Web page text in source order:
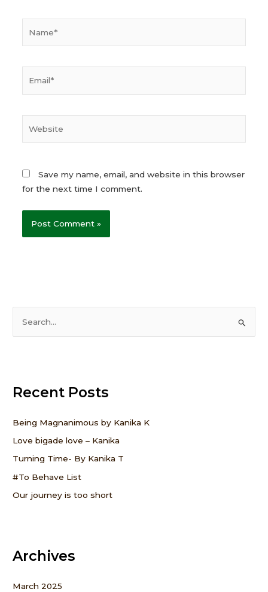
Save my name, email, and website in this browser
for the next time I comment.
c
f
o
r
Recent Posts
Being Magnanimous by Kanika K
Love bigade love – Kanika
Turning Time- By Kanika T
#To Behave List
Our journey is too short
Archives
March 2025